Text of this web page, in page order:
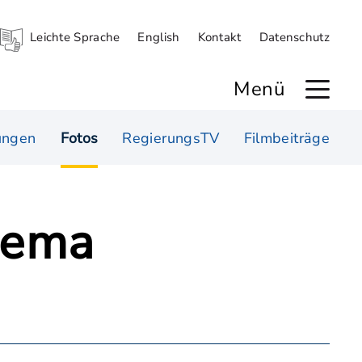
Leichte Sprache English Kontakt Datenschutz
Menü
Fotos RegierungsTV Filmbeiträge